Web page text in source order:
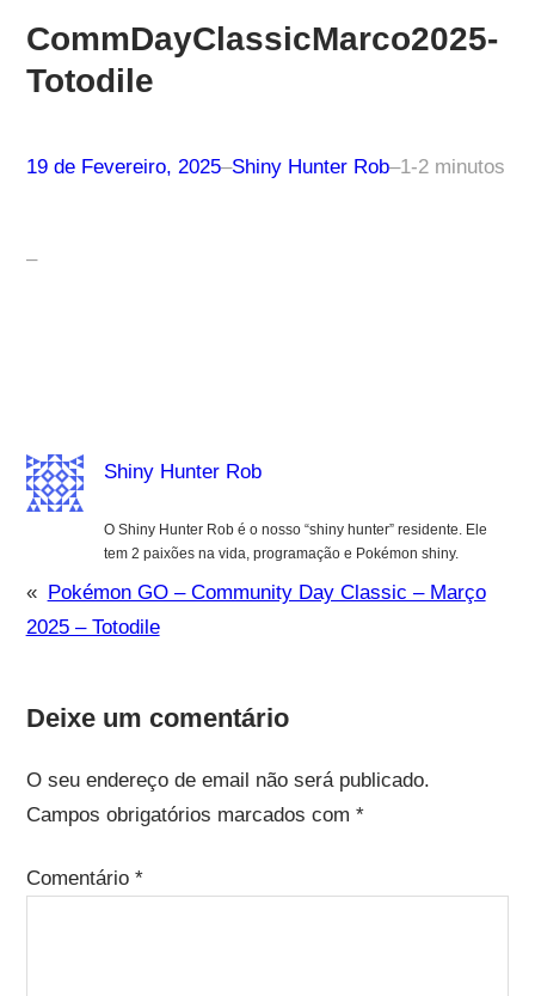
CommDayClassicMarco2025-
Totodile
19 de Fevereiro, 2025–Shiny Hunter Rob–1-2 minutos
–
Shiny Hunter Rob
O Shiny Hunter Rob é o nosso “shiny hunter” residente. Ele
tem 2 paixões na vida, programação e Pokémon shiny.
« Pokémon GO – Community Day Classic – Março
2025 – Totodile
Deixe um comentário
O seu endereço de email não será publicado.
Campos obrigatórios marcados com *
Comentário *